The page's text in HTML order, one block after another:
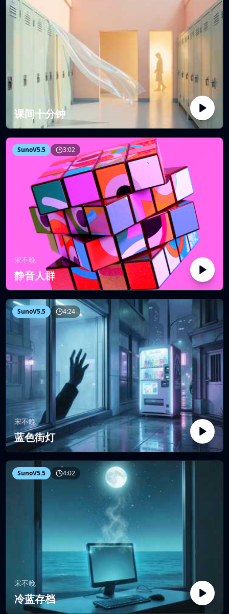
晴天贩卖机
课间十分钟
SunoV5.5 3:02
宋不晚
静音人群
SunoV5.5 4:24
宋不晚
蓝色街灯
SunoV5.5 4:02
宋不晚
冷蓝存档